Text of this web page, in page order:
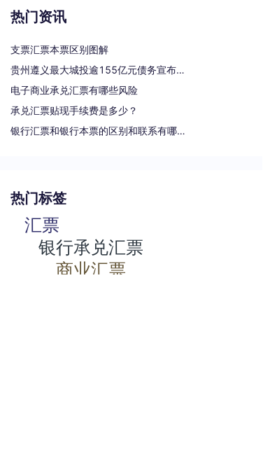
热门资讯
支票汇票本票区别图解
贵州遵义最大城投逾155亿元债务宣布重组
电子商业承兑汇票有哪些风险
承兑汇票贴现手续费是多少？
银行汇票和银行本票的区别和联系有哪些（一文读懂支票、本票和汇票的区别）
热门标签
汇票
银行承兑汇票
商业汇票